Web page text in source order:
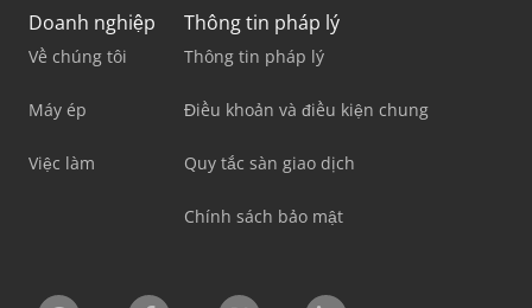
Doanh nghiệp
Về chúng tôi
Máy ép
Việc làm
Thông tin pháp lý
Thông tin pháp lý
Điều khoản và điều kiện chung
Quy tắc sàn giao dịch
Chính sách bảo mật